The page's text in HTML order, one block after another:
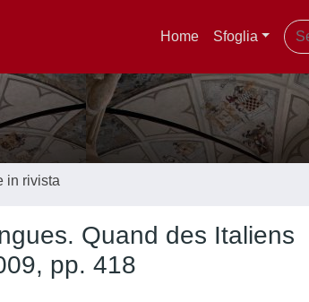
Home Sfoglia
in rivista
Quand des Italiens
pp. 418